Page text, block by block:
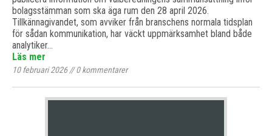
bolagsstämman som ska äga rum den 28 april 2026.
Tillkännagivandet, som avviker från branschens normala tidsplan
för sådan kommunikation, har väckt uppmärksamhet bland både
analytiker…
Läs mer
10 februari 2026//0kommentarer